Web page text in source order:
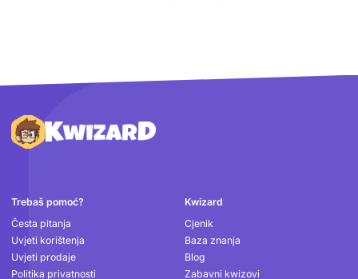
Podnožje
Trebaš pomoć?
Česta pitanja
Uvjeti korištenja
Uvjeti prodaje
Politika privatnosti
Kwizard
Cjenik
Baza znanja
Blog
Zabavni kwizovi